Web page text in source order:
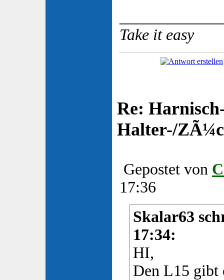
Take it easy
Re:
Halter-/
Gepostet von
17:36
Skalar63
17:34:
HI,
Den L15 gibt